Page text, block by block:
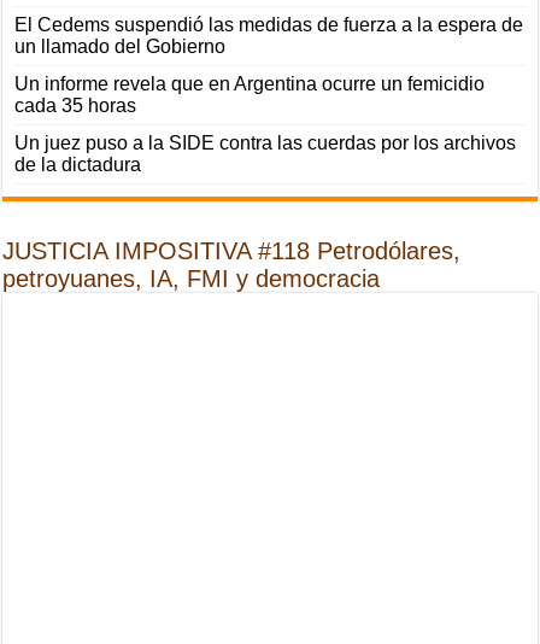
El Cedems suspendió las medidas de fuerza a la espera de
un llamado del Gobierno
Un informe revela que en Argentina ocurre un femicidio
cada 35 horas
Un juez puso a la SIDE contra las cuerdas por los archivos
de la dictadura
JUSTICIA IMPOSITIVA #118 Petrodólares,
petroyuanes, IA, FMI y democracia